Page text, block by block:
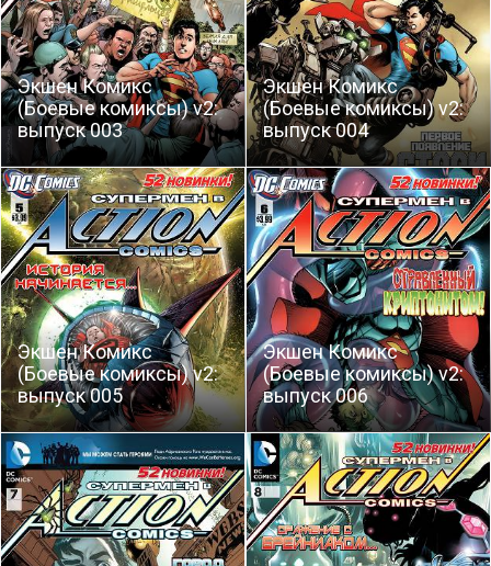
Экшен Комикс
(Боевые комиксы) v2:
выпуск 003
Экшен Комикс
(Боевые комиксы) v2:
выпуск 004
Экшен Комикс
(Боевые комиксы) v2:
выпуск 005
Экшен Комикс
(Боевые комиксы) v2:
выпуск 006